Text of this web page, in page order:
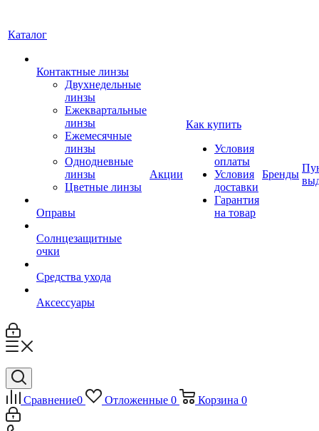
Каталог
Контактные линзы
Двухнедельные
линзы
Ежеквартальные
линзы
Ежемесячные
линзы
Однодневные
линзы
Цветные линзы
Оправы
Солнцезащитные
очки
Средства ухода
Аксессуары
Акции
Как купить
Условия
оплаты
Условия
доставки
Гарантия
на товар
Бренды
Сравнение0 Отложенные 0 Корзина 0